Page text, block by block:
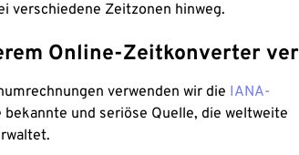
verschiedene Zeitzonen hinweg.
Online-Zeitkonverter
verwenden wir die IANA-
und seriöse Quelle, die weltweite